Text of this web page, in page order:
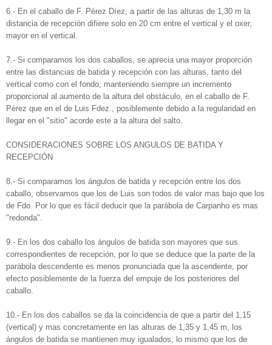
6.‐ En el caballo de F. Pérez Díez, a partir de las alturas de 1,30 m la
distancia de recepción difiere solo en 20 cm entre el vertical y el oxer,
mayor en el vertical.
7.‐ Si comparamos los dos caballos, se aprecia una mayor proporción
entre las distancias de batida y recepción con las alturas, tanto del
vertical como con el fondo, manteniendo siempre un incremento
proporcional al aumento de la altura del obstáculo, en el caballo de F.
Pérez que en el de Luis Fdez., posiblemente debido a la regularidad en
llegar en el "sitio" acorde este a la altura del salto.
CONSIDERACIONES SOBRE LOS ANGULOS DE BATIDA Y
RECEPCIÓN
8.‐ Si comparamos los ángulos de batida y recepción entre los dos
caballo, observamos que los de Luis son todos de valor mas bajo que los
de Fdo. Por lo que es fácil deducir que la parábola de Carpanho es mas
"redonda".
9.‐ En los dos caballo los ángulos de batida son mayores que sus
correspondientes de recepción, por lo que se deduce que la parte de la
parábola descendente es menos pronunciada que la ascendente, por
efecto posiblemente de la fuerza del empuje de los posteriores del
caballo.
10.‐ En los dos caballos se da la coincidencia de que a partir del 1,15
(vertical) y mas concretamente en las alturas de 1,35 y 1,45 m, los
ángulos de batida se mantienen muy igualados, lo mismo que los de